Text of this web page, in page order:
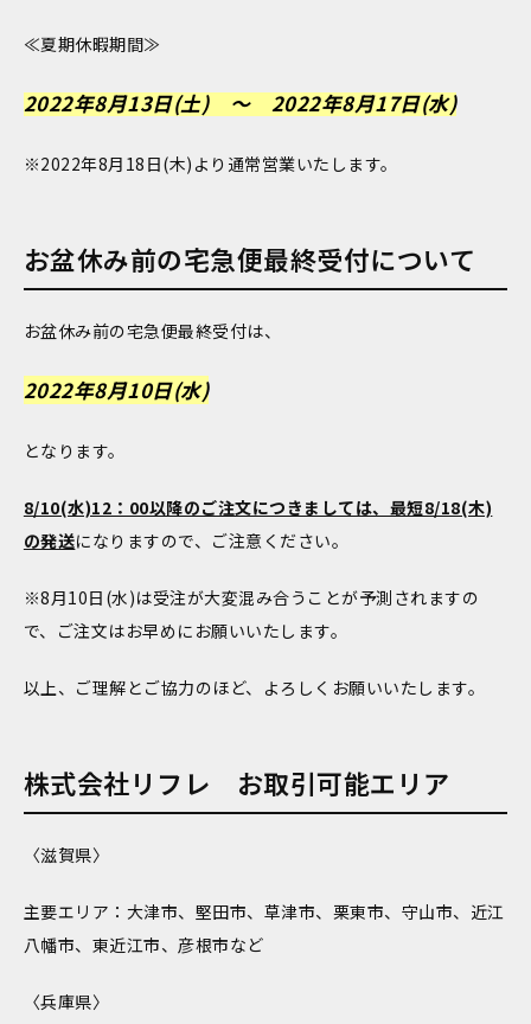
≪夏期休暇期間≫
2022年8月13日(土) ～ 2022年8月17日(水)
※2022年8月18日(木)より通常営業いたします。
お盆休み前の宅急便最終受付について
お盆休み前の宅急便最終受付は、
2022年8月10日(水)
となります。
8/10(水)12：00以降のご注文につきましては、最短8/18(木)
の発送になりますので、ご注意ください。
※8月10日(水)は受注が大変混み合うことが予測されますの
で、ご注文はお早めにお願いいたします。
以上、ご理解とご協力のほど、よろしくお願いいたします。
株式会社リフレ お取引可能エリア
〈滋賀県〉
主要エリア：大津市、堅田市、草津市、栗東市、守山市、近江
八幡市、東近江市、彦根市など
〈兵庫県〉